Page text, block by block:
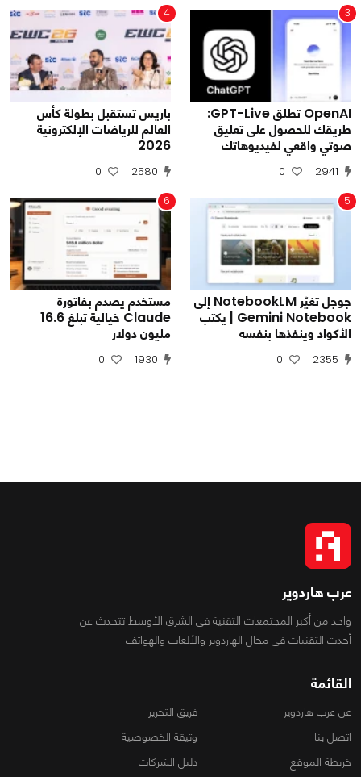
3
OpenAI تطلق GPT-Live:
طريقك للحصول على تعليق
صوتي واقعي لفيديوهاتك
2941
0
4
باريس تستقبل بطولة كأس
العالم للرياضات الإلكترونية
2026
2580
0
5
جوجل تغيّر NotebookLM إلى
Gemini Notebook | يكتب
الأكواد وينفذها بنفسه
2355
0
6
مستخدم يصدم بفاتورة
Claude خيالية تبلغ 16.6
مليون دولار
1930
0
عرب هاردوير
واحد من أكبر المجتمعات التقنية فى الشرق الأوسط تتحدث عن
أحدث التقنيات فى مجال الهاردوير والألعاب والهواتف
القائمة
عن عرب هاردوير
فريق التحرير
اتصل بنا
وثيقة الخصوصية
خريطة الموقع
دليل الشركات